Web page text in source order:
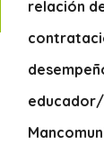
relación
educador/